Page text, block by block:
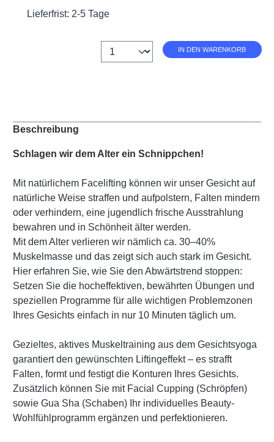
Lieferfrist: 2-5 Tage
Anzahl IN DEN WARENKORB
Beschreibung
Schlagen wir dem Alter ein Schnippchen!
Mit natürlichem Facelifting können wir unser Gesicht auf
natürliche Weise straffen und aufpolstern, Falten mindern
oder verhindern, eine jugendlich frische Ausstrahlung
bewahren und in Schönheit älter werden.
Mit dem Alter verlieren wir nämlich ca. 30–40%
Muskelmasse und das zeigt sich auch stark im Gesicht.
Hier erfahren Sie, wie Sie den Abwärtstrend stoppen:
Setzen Sie die hocheffektiven, bewährten Übungen und
speziellen Programme für alle wichtigen Problemzonen
Ihres Gesichts einfach in nur 10 Minuten täglich um.
Gezieltes, aktives Muskeltraining aus dem Gesichtsyoga
garantiert den gewünschten Liftingeffekt – es strafft
Falten, formt und festigt die Konturen Ihres Gesichts.
Zusätzlich können Sie mit Facial Cupping (Schröpfen)
sowie Gua Sha (Schaben) Ihr individuelles Beauty-
Wohlfühlprogramm ergänzen und perfektionieren.